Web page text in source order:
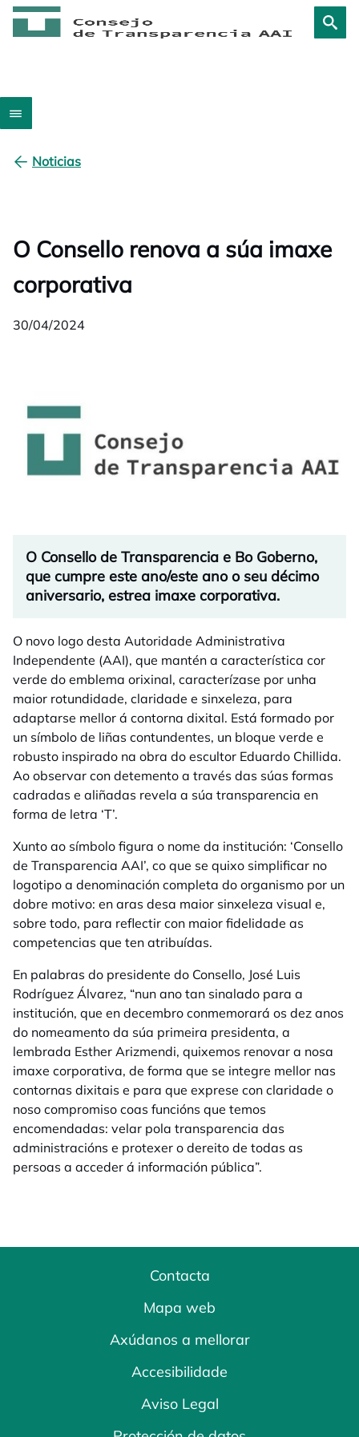
Noticias
O Consello renova a súa imaxe
corporativa
30/04/2024
O Consello de Transparencia e Bo Goberno,
que cumpre este ano/este ano o seu décimo
aniversario, estrea imaxe corporativa.
O novo logo desta Autoridade Administrativa
Independente (AAI), que mantén a característica cor
verde do emblema orixinal, caracterízase por unha
maior rotundidade, claridade e sinxeleza, para
adaptarse mellor á contorna dixital. Está formado por
un símbolo de liñas contundentes, un bloque verde e
robusto inspirado na obra do escultor Eduardo Chillida.
Ao observar con detemento a través das súas formas
cadradas e aliñadas revela a súa transparencia en
forma de letra ‘T’.
Xunto ao símbolo figura o nome da institución: ‘Consello
de Transparencia AAI’, co que se quixo simplificar no
logotipo a denominación completa do organismo por un
dobre motivo: en aras desa maior sinxeleza visual e,
sobre todo, para reflectir con maior fidelidade as
competencias que ten atribuídas.
En palabras do presidente do Consello, José Luis
Rodríguez Álvarez, “nun ano tan sinalado para a
institución, que en decembro conmemorará os dez anos
do nomeamento da súa primeira presidenta, a
lembrada Esther Arizmendi, quixemos renovar a nosa
imaxe corporativa, de forma que se integre mellor nas
contornas dixitais e para que exprese con claridade o
noso compromiso coas funcións que temos
encomendadas: velar pola transparencia das
administracións e protexer o dereito de todas as
persoas a acceder á información pública”.
Contacta
Mapa web
Axúdanos a mellorar
Accesibilidade
Aviso Legal